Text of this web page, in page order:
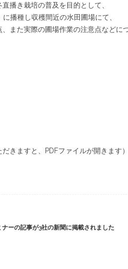
播き栽培の普及を目的として、
播種し収穫間近の水田圃場にて、
また実際の圃場作業の注意点などに
きますと、PDFファイルが開きます）
ーの記事が3社の新聞に掲載されました